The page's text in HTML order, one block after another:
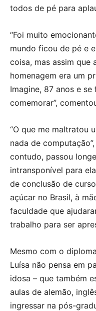
todos de pé para
“Foi muito
mundo ficou de pé e
coisa, mas assim que
homenagem era um
Imagine, 87 anos e
comemorar”,
“O que me maltratou
nada de
contudo, passou
intransponível para
de conclusão de
açúcar no Brasil, à
faculdade que
trabalho para ser
Mesmo com o
Luísa não pensa em
idosa – que também
aulas de alemão,
ingressar na pós-